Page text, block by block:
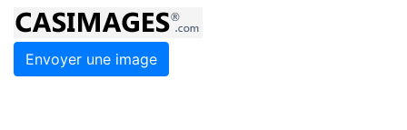
Envoyer une image